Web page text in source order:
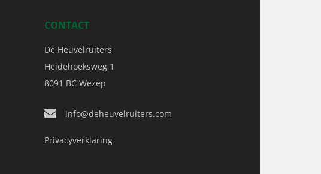
CONTACT
De Heuvelruiters
Heidehoeksweg 1
8091 BC Wezep
info@deheuvelruiters.com
Privacyverklaring